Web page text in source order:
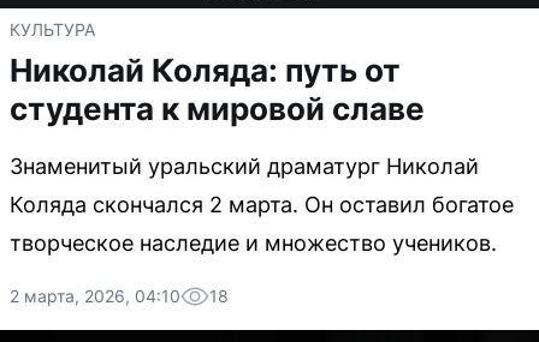
КУЛЬТУРА
Николай Коляда: путь от
студента к мировой славе
Знаменитый уральский драматург Николай
Коляда скончался 2 марта. Он оставил богатое
творческое наследие и множество учеников.
2 марта, 2026, 04:10 18